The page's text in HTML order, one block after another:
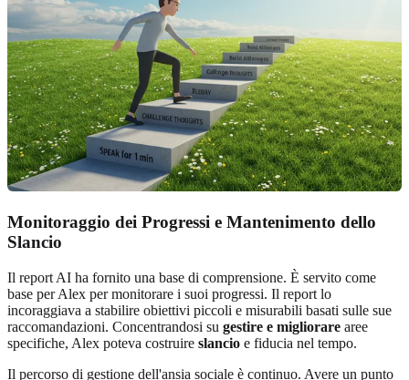
Monitoraggio dei Progressi e Mantenimento dello
Slancio
Il report AI ha fornito una base di comprensione. È servito come
base per Alex per monitorare i suoi progressi. Il report lo
incoraggiava a stabilire obiettivi piccoli e misurabili basati sulle sue
raccomandazioni. Concentrandosi su gestire e migliorare aree
specifiche, Alex poteva costruire slancio e fiducia nel tempo.
Il percorso di gestione dell'ansia sociale è continuo. Avere un punto